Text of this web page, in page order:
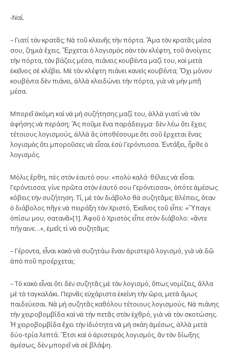
-Ναί.
– Γιατί τὸν κρατᾶς; Νὰ τοῦ κλεινῆς τὴν πόρτα. Ἅμα τὸν κρατᾶς μέσα
σου, ζημιὰ ἔχεις. Ἔρχεται ὁ λογισμὸς σὰν τὸν κλέφτη, τοῦ ἀνοίγεις
τὴν πόρτα, τὸν βάζεις μέσα, πιάνεις κουβέντα μαζί του, καὶ μετὰ
ἐκεῖνος σὲ κλέβει. Μὲ τὸν κλέφτη πιάνει κανεὶς κουβέντα; Ὄχι μόνον
κουβέντα δὲν πιάνει, ἀλλὰ κλειδώνει τὴν πόρτα, γιὰ νὰ μὴν μπῆ
μέσα.
Μπορεῖ ἀκόμη καὶ νὰ μὴ συζήτησης μαζί του, ἀλλὰ γιατί νὰ τὸν
ἀφήσης νὰ περάση; Ἂς ποῦμε ἕνα παράδειγμα· δὲν λέω ὅτι ἔχεις
τέτοιους λογισμούς, ἀλλὰ ἂς ὑποθέσουμε ὅτι σοῦ ἔρχεται ἕνας
λογισμὸς ὅτι μποροῦσες νὰ εἶσαι ἐσὺ Γερόντισσα. Ἐντάξει, ἦρθε ὁ
λογισμός.
Μόλις ἔρθη, πὲς στὸν ἑαυτό σου: «πολὺ καλά· θέλεις νὰ εἶσαι
Γερόντισσα; γίνε πρῶτα στὸν ἑαυτό σου Γερόντισσα», ὁπότε ἀμέσως
κόβεις τὴν συζήτηση. Τί, μὲ τὸν διάβολο θὰ συζητᾶμε; Βλέπεις, ὅταν
ὁ διάβολος πῆγε νὰ πειράξη τὸν Χριστό, Ἐκεῖνος τοῦ εἶπε: «­Ὕπαγε
ὀπίσω μου, σατανᾶ»[1]. Ἀφοῦ ὁ Χριστὸς εἶπε στὸν διάβολο: «ἄντε
πήγαινε…», ἐμεῖς τί νὰ συζητᾶμε;
– Γέροντα, εἶναι κακὸ νὰ συζητάω ἕναν ἀριστερὸ λογισμό, γιὰ νὰ δῶ
ἀπὸ ποῦ προέρχεται;
– Τὸ κακὸ εἶναι ὅτι δὲν συζητᾶς μὲ τὸν λογισμό, ὅπως νομίζεις, ἄλλα
μὲ τὸ ταγκαλάκι. Περνᾶς εὐχάριστα ἐκείνη τὴν ὥρα, μετὰ ὅμως
παιδεύεσαι. Νὰ μὴ συζητᾶς καθόλου τέτοιους λογισμούς. Νὰ πιάνης
τὴν χειροβομβίδα καὶ νὰ τὴν πετᾶς στὸν ἐχθρό, γιὰ νὰ τὸν σκοτώσης.
Ἡ χειροβομβίδα ἔχει τὴν ἰδιότητα νὰ μὴ σκάη ἀμέσως, ἀλλὰ μετὰ
δύο-τρία λεπτά. Ἔτσι καὶ ὁ ἀριστερὸς λογισμός, ἂν τὸν δίωξης
ἀμέσως, δὲν μπορεῖ νὰ σὲ βλάψη.